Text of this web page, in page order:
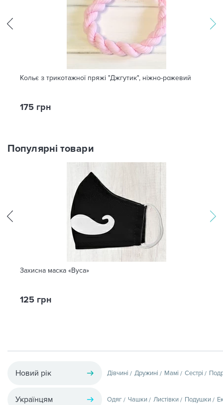
Кольє з трикотажної пряжі "Джгутик", ніжно-рожевий
175 грн
Популярні товари
Захисна маска «Вуса»
125 грн
Новий рік Дівчині Дружині Мамі Сестрі
Українцям Одяг Чашки Листівки Подушки